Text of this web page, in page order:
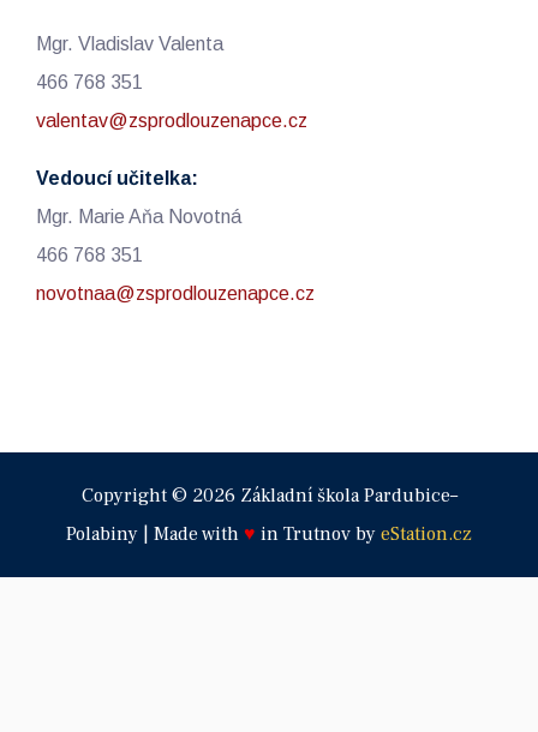
Mgr. Vladislav Valenta
466 768 351
valentav@zsprodlouzenapce.cz
Vedoucí učitelka:
Mgr. Marie Aňa Novotná
466 768 351
novotnaa@zsprodlouzenapce.cz
Copyright © 2026 Základní škola Pardubice–
Polabiny | Made with ♥ in Trutnov by eStation.cz